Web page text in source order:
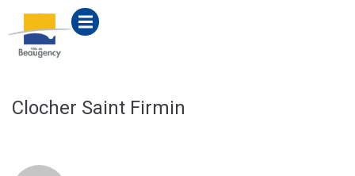
principal
Clocher Saint Firmin